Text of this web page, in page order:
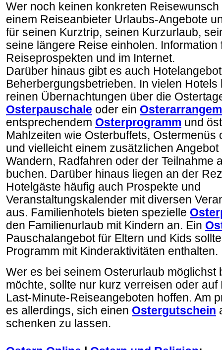
Wer noch keinen konkreten
einem Reiseanbieter Urlaubs-Angebote
für seinen Kurztrip, seinen Kurzurlaub,
seine längere Reise einholen. Information
Reiseprospekten und im Internet.
Darüber hinaus gibt es auch
Beherbergungsbetrieben. In vielen Hotels
reinen Übernachtungen über die
Osterpauschale oder ein
entsprechendem Osterprogramm und
Mahlzeiten wie Osterbuffets, Ostermenüs
und vielleicht einem zusätzlichen
Wandern, Radfahren oder der Teilnahme
buchen. Darüber hinaus liegen an der
Hotelgäste häufig auch Prospekte und
Veranstaltungskalender mit diversen
aus. Familienhotels bieten spezielle
den Familienurlaub mit Kindern an. Ein
Pauschalangebot für Eltern und Kids
Programm mit Kinderaktivitäten enthalten.
Wer es bei seinem Osterurlaub möglichst
möchte, sollte nur kurz verreisen oder auf
Last-Minute-Reiseangeboten hoffen. Am
es allerdings, sich einen Ostergutschein
schenken zu lassen.